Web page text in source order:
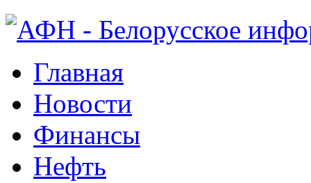
Главная
Новости
Финансы
Нефть